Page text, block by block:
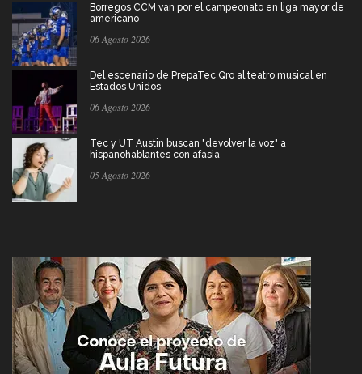
Borregos CCM van por el campeonato en liga mayor de
americano
06 Agosto 2026
Del escenario de PrepaTec Qro al teatro musical en
Estados Unidos
06 Agosto 2026
Tec y UT Austin buscan "devolver la voz" a
hispanohablantes con afasia
05 Agosto 2026